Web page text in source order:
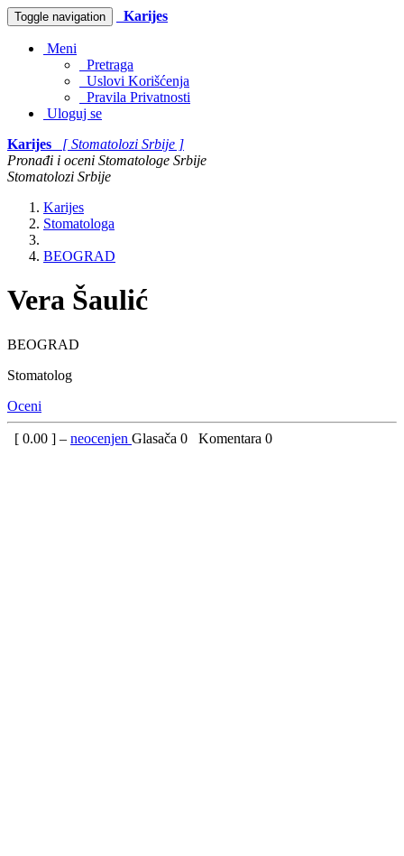
Toggle navigation Karijes
Meni
Pretraga
Uslovi Korišćenja
Pravila Privatnosti
Uloguj se
Karijes
[ Stomatolozi Srbije ]
Pronađi i oceni Stomatologe Srbije
Stomatolozi Srbije
Karijes
Stomatologa
BEOGRAD
Vera Šaulić
BEOGRAD
Stomatolog
Oceni
[ 0.00 ] – neocenjen Glasača 0 Komentara 0